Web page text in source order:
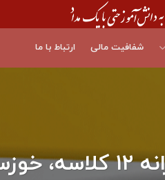
شفافیت مالی ارتباط با ما